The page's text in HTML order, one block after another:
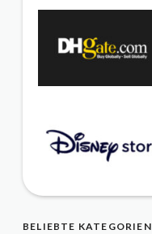
BELIEBTE KATEGORIEN